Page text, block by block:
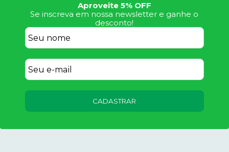
Aproveite 5% OFF
Se inscreva em nossa newsletter e ganhe o
desconto!
CADASTRAR